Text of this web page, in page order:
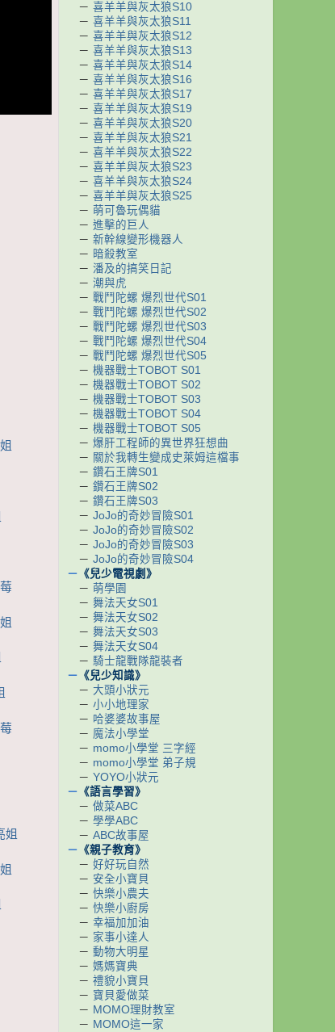
姐
－ 喜羊羊與灰太狼S10
－ 喜羊羊與灰太狼S11
－ 喜羊羊與灰太狼S12
－ 喜羊羊與灰太狼S13
－ 喜羊羊與灰太狼S14
－ 喜羊羊與灰太狼S16
－ 喜羊羊與灰太狼S17
－ 喜羊羊與灰太狼S19
－ 喜羊羊與灰太狼S20
－ 喜羊羊與灰太狼S21
－ 喜羊羊與灰太狼S22
－ 喜羊羊與灰太狼S23
－ 喜羊羊與灰太狼S24
－ 喜羊羊與灰太狼S25
－ 萌可魯玩偶貓
－ 進擊的巨人
－ 新幹線變形機器人
－ 暗殺教室
－ 潘及的搞笑日記
－ 潮與虎
－ 戰鬥陀螺 爆烈世代S01
－ 戰鬥陀螺 爆烈世代S02
－ 戰鬥陀螺 爆烈世代S03
－ 戰鬥陀螺 爆烈世代S04
－ 戰鬥陀螺 爆烈世代S05
－ 機器戰士TOBOT S01
－ 機器戰士TOBOT S02
－ 機器戰士TOBOT S03
－ 機器戰士TOBOT S04
－ 機器戰士TOBOT S05
－ 爆肝工程師的異世界狂想曲
－ 關於我轉生變成史萊姆這檔事
－ 鑽石王牌S01
－ 鑽石王牌S02
－ 鑽石王牌S03
－ JoJo的奇妙冒險S01
－ JoJo的奇妙冒險S02
－ JoJo的奇妙冒險S03
－ JoJo的奇妙冒險S04
－ 《兒少電視劇》
－ 萌學園
－ 舞法天女S01
－ 舞法天女S02
－ 舞法天女S03
－ 舞法天女S04
－ 騎士龍戰隊龍裝者
－ 《兒少知識》
－ 大頭小狀元
－ 小小地理家
－ 哈婆婆故事屋
－ 魔法小學堂
－ momo小學堂 三字經
－ momo小學堂 弟子規
－ YOYO小狀元
－ 《語言學習》
－ 做菜ABC
－ 學學ABC
－ ABC故事屋
－ 《親子教育》
－ 好好玩自然
－ 安全小寶貝
－ 快樂小農夫
－ 快樂小廚房
－ 幸福加加油
－ 家事小達人
－ 動物大明星
－ 媽媽寶典
－ 禮貌小寶貝
－ 寶貝愛做菜
－ MOMO理財教室
－ MOMO這一家